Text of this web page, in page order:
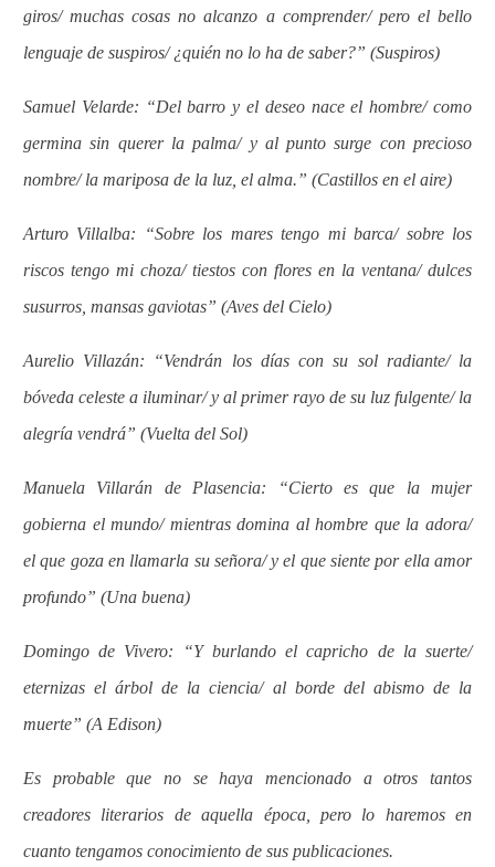
giros/ muchas cosas no alcanzo a comprender/ pero el bello
lenguaje de suspiros/ ¿quién no lo ha de saber?” (Suspiros)
Samuel Velarde: “Del barro y el deseo nace el hombre/ como
germina sin querer la palma/ y al punto surge con precioso
nombre/ la mariposa de la luz, el alma.” (Castillos en el aire)
Arturo Villalba: “Sobre los mares tengo mi barca/ sobre los
riscos tengo mi choza/ tiestos con flores en la ventana/ dulces
susurros, mansas gaviotas” (Aves del Cielo)
Aurelio Villazán: “Vendrán los días con su sol radiante/ la
bóveda celeste a iluminar/ y al primer rayo de su luz fulgente/ la
alegría vendrá” (Vuelta del Sol)
Manuela Villarán de Plasencia: “Cierto es que la mujer
gobierna el mundo/ mientras domina al hombre que la adora/
el que goza en llamarla su señora/ y el que siente por ella amor
profundo” (Una buena)
Domingo de Vivero: “Y burlando el capricho de la suerte/
eternizas el árbol de la ciencia/ al borde del abismo de la
muerte” (A Edison)
Es probable que no se haya mencionado a otros tantos
creadores literarios de aquella época, pero lo haremos en
cuanto tengamos conocimiento de sus publicaciones.